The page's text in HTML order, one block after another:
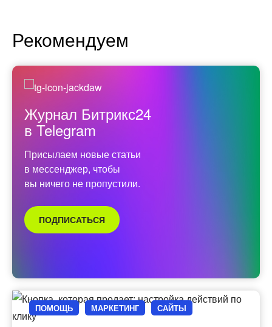
Рекомендуем
Журнал Битрикс24
в Telegram
Присылаем новые статьи
в мессенджер, чтобы
вы ничего не пропустили.
ПОДПИСАТЬСЯ
ПОМОЩЬ МАРКЕТИНГ САЙТЫ